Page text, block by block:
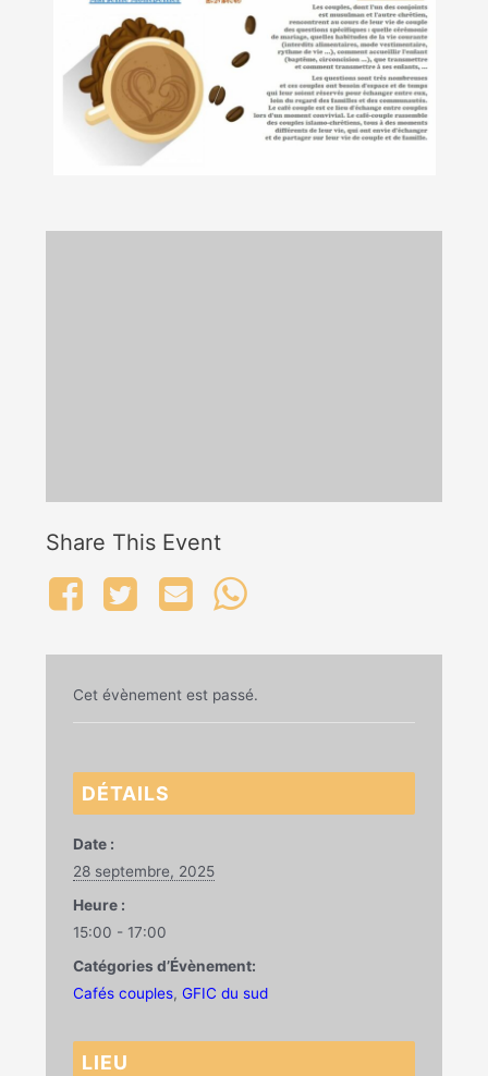
Share This Event
Cet évènement est passé.
DÉTAILS
Date :
28 septembre, 2025
Heure :
15:00 - 17:00
Catégories d’Évènement:
Cafés couples,GFIC du sud
LIEU